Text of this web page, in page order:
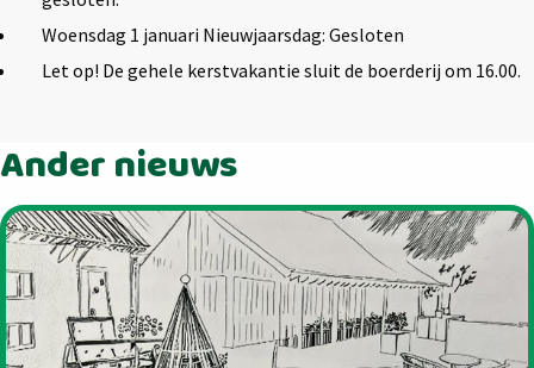
Woensdag 1 januari Nieuwjaarsdag: Gesloten
Let op! De gehele kerstvakantie sluit de boerderij om 16.00.
Ander nieuws